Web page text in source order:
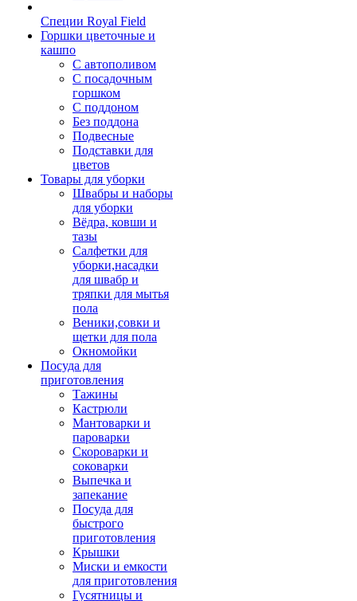
Специи Royal Field
Горшки цветочные и
кашпо
С автополивом
С посадочным
горшком
С поддоном
Без поддона
Подвесные
Подставки для
цветов
Товары для уборки
Швабры и наборы
для уборки
Вёдра, ковши и
тазы
Салфетки для
уборки,насадки
для швабр и
тряпки для мытья
пола
Веники,совки и
щетки для пола
Окномойки
Посуда для
приготовления
Тажины
Кастрюли
Мантоварки и
пароварки
Скороварки и
соковарки
Выпечка и
запекание
Посуда для
быстрого
приготовления
Крышки
Миски и емкости
для приготовления
Гусятницы и